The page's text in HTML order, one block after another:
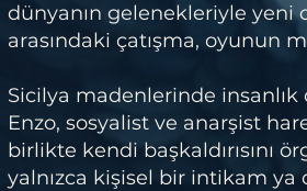
dünyanın gelenekleriyle yeni
arasındaki çatışma, oyunun
Sicilya madenlerinde insanlık
Enzo, sosyalist ve anarşist
birlikte kendi başkaldırısını
yalnızca kişisel bir intikam ya